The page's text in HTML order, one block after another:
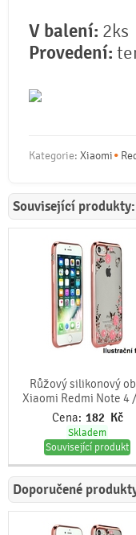
V balení: 2ks
Provedení:
Kategorie: Xiaomi
Související produkty:
Růžový silikonový
Xiaomi Redmi Note 4
Cena: 182 Kč
Skladem
Související produkt
Doporučené